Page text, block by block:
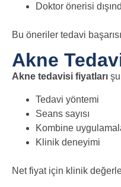
Doktor önerisi
Bu öneriler tedavi
Akne
Akne tedavisi fiyatları
Tedavi yöntemi
Seans sayısı
Kombine
Klinik deneyimi
Net fiyat için klinik